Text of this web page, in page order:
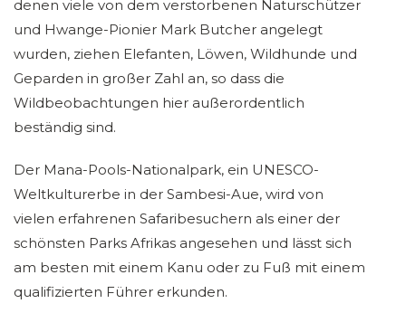
denen viele von dem verstorbenen Naturschützer
und Hwange-Pionier Mark Butcher angelegt
wurden, ziehen Elefanten, Löwen, Wildhunde und
Geparden in großer Zahl an, so dass die
Wildbeobachtungen hier außerordentlich
beständig sind.
Der Mana-Pools-Nationalpark, ein UNESCO-
Weltkulturerbe in der Sambesi-Aue, wird von
vielen erfahrenen Safaribesuchern als einer der
schönsten Parks Afrikas angesehen und lässt sich
am besten mit einem Kanu oder zu Fuß mit einem
qualifizierten Führer erkunden.